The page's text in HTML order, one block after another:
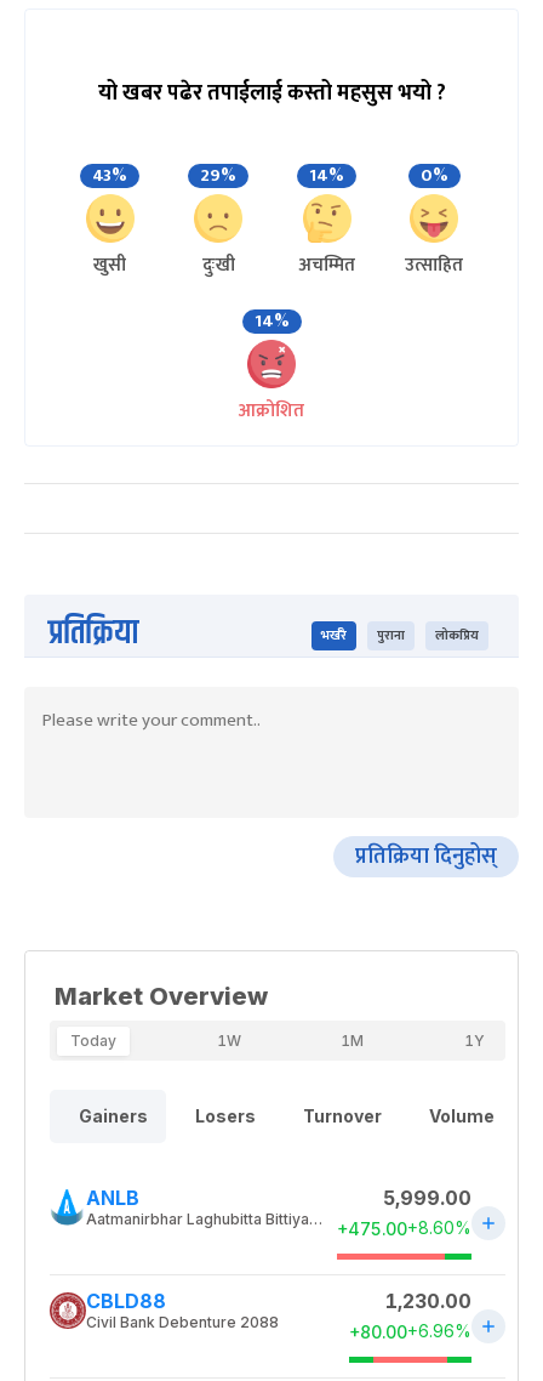
यो खबर पढेर तपाईलाई कस्तो महसुस भयो ?
43%
खुसी
29%
दुःखी
14%
अचम्मित
0%
उत्साहित
14%
आक्रोशित
प्रतिक्रिया भर्खरै पुराना लोकप्रिय
प्रतिक्रिया दिनुहोस्